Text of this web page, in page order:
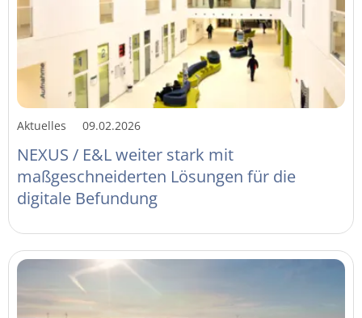
Aktuelles 09.02.2026
NEXUS / E&L weiter stark mit
maßgeschneiderten Lösungen für die
digitale Befundung